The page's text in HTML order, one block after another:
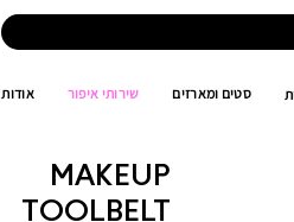
סטים ומארזים שירותי איפור אודות MAC
MAKEUP
TOOLBELT